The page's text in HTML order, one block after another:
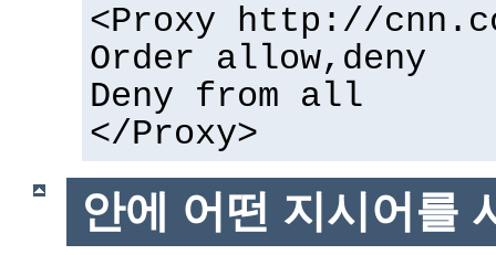
<Proxy http://
Order allow,deny
Deny from all
</Proxy>
안에 어떤 지시어를